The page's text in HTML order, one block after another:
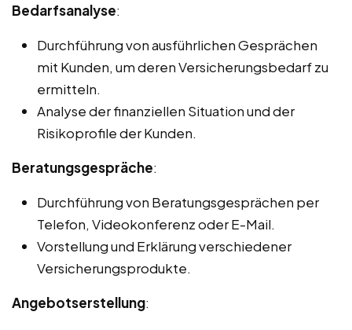
Bedarfsanalyse:
Durchführung von ausführlichen Gesprächen
mit Kunden, um deren Versicherungsbedarf zu
ermitteln.
Analyse der finanziellen Situation und der
Risikoprofile der Kunden.
Beratungsgespräche:
Durchführung von Beratungsgesprächen per
Telefon, Videokonferenz oder E-Mail.
Vorstellung und Erklärung verschiedener
Versicherungsprodukte.
Angebotserstellung: